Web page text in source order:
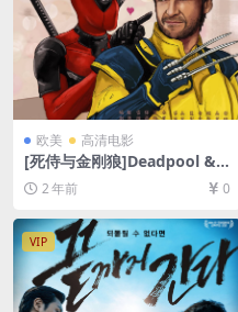
欧美 高清电影
[死侍与金刚狼]Deadpool &
Wolverine (2024)[百度网盘
+夸克网盘1080P超清未删减
资源][网盘在线播放/下载][MP
4/9.2GB][官方中字]
2 年前 0
VIP